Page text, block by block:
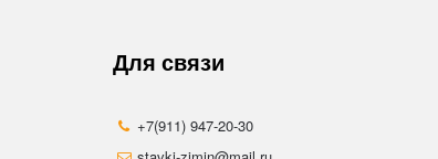
Для связи
+7(911) 947-20-30